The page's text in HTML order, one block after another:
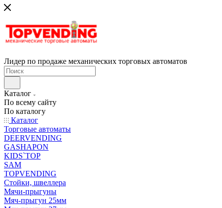
Лидер по продаже механических торговых автоматов
Каталог
По всему сайту
По каталогу
Каталог
Торговые автоматы
DEERVENDING
GASHAPON
KIDS`TOP
SAM
TOPVENDING
Стойки, швеллера
Мячи-прыгуны
Мяч-прыгун 25мм